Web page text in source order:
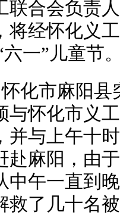
联合会负责
将经怀化义
一”儿童节
市麻阳县
与怀化市义
并与上午十
赴麻阳，由
中午一直到
救了几十名